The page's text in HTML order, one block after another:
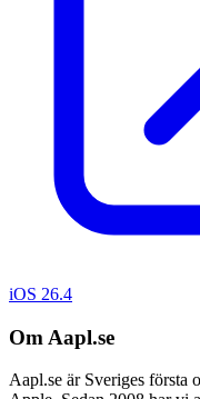
iOS 26.4
Om Aapl.se
Aapl.se är Sveriges första